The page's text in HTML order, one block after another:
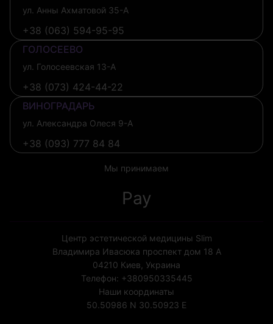
ул. Анны Ахматовой 35-А
+38 (063) 594-95-95
ГОЛОСЕЕВО
ул. Голосеевская 13-А
+38 (073) 424-44-22
ВИНОГРАДАРЬ
ул. Александра Олеся 9-А
+38 (093) 777 84 84
Мы принимаем
Pay
Центр эстетической медицины Slim
Владимира Ивасюка проспект дом 18 А
04210 Киев, Украина
Телефон: +380950335445
Наши координаты
50.50986 N 30.50923 E